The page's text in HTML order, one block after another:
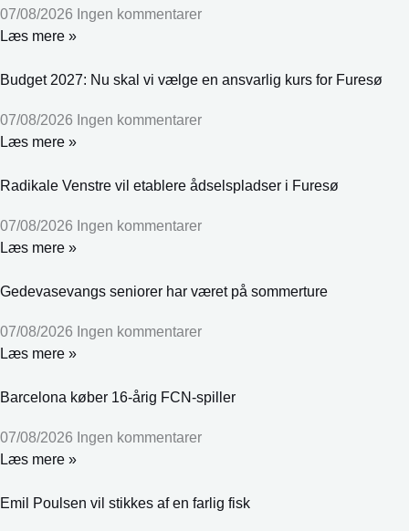
07/08/2026 Ingen kommentarer
Læs mere »
Budget 2027: Nu skal vi vælge en ansvarlig kurs for Furesø
07/08/2026 Ingen kommentarer
Læs mere »
Radikale Venstre vil etablere ådselspladser i Furesø
07/08/2026 Ingen kommentarer
Læs mere »
Gedevasevangs seniorer har været på sommerture
07/08/2026 Ingen kommentarer
Læs mere »
Barcelona køber 16-årig FCN-spiller
07/08/2026 Ingen kommentarer
Læs mere »
Emil Poulsen vil stikkes af en farlig fisk